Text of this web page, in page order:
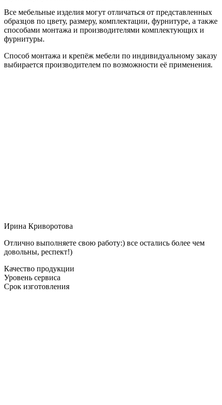
Все мебельные изделия могут отличаться от представленных
образцов по цвету, размеру, комплектации, фурнитуре, а также
способами монтажа и производителями комплектующих и
фурнитуры.
Способ монтажа и крепёж мебели по индивидуальному заказу
выбирается производителем по возможности её применения.
Ирина Криворотова
Отлично выполняете свою работу:) все остались более чем
довольны, респект!)
Качество продукции
Уровень сервиса
Срок изготовления